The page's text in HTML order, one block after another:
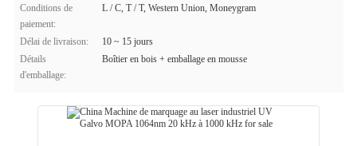
Conditions de
paiement:
L / C, T / T, Western Union, Moneygram
Délai de livraison:
10 ~ 15 jours
Détails
d'emballage:
Boîtier en bois + emballage en mousse